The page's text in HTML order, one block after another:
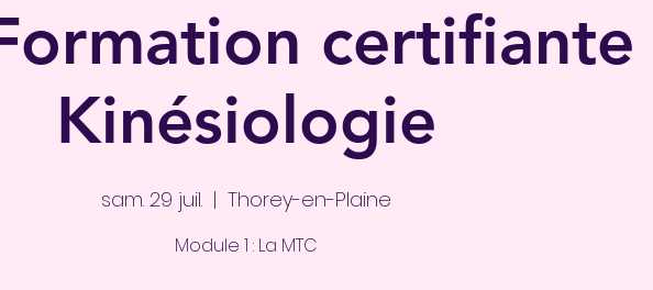
certifiante
Kinésiologie
sam. 29 juil.
  |
Thorey-en-Plaine
Module 1 : La MTC